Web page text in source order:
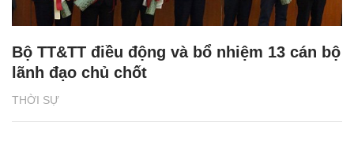
THỜI SỰ
Bộ TT&TT điều động và bổ nhiệm 13 cán bộ
lãnh đạo chủ chốt